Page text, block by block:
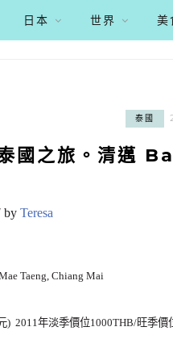
日本 世界 美
泰國
國之旅。清邁
by Teresa
Taeng, Chiang Mai
) 2011年淡季價位1000THB/旺季價